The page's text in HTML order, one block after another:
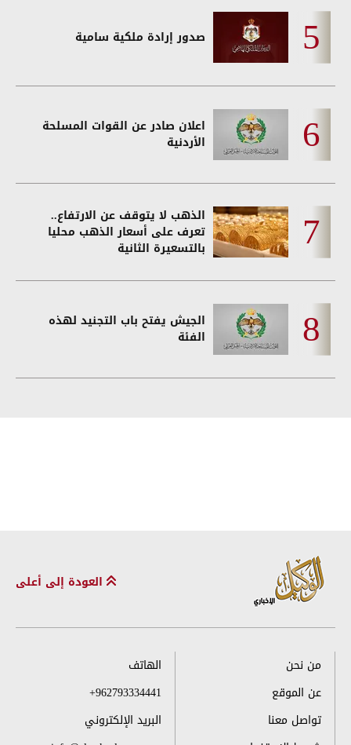
صدور إرادة ملكية سامية
اعلان صادر عن القوات المسلحة
الأردنية
الذهب لا يتوقف عن الارتفاع..
تعرف على أسعار الذهب محليا
بالتسعيرة الثانية
الجيش يفتح باب التجنيد لهذه
الفئة
العودة إلى أعلى
من نحن
عن الموقع
تواصل معنا
الهاتف
+962793334441
البريد الإلكتروني